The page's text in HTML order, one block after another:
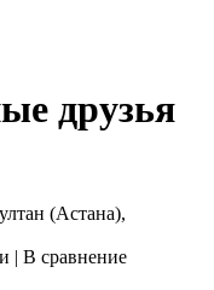
друзья
(Астана),
| В сравнение